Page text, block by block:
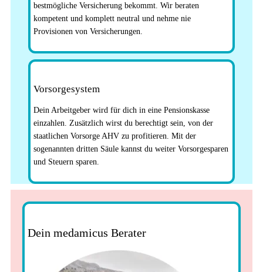
bestmögliche Versicherung bekommt. Wir beraten
kompetent und komplett neutral und nehme nie
Provisionen von Versicherungen.
Vorsorgesystem
Dein Arbeitgeber wird für dich in eine Pensionskasse
einzahlen. Zusätzlich wirst du berechtigt sein, von der
staatlichen Vorsorge AHV zu profitieren. Mit der
sogenannten dritten Säule kannst du weiter Vorsorgesparen
und Steuern sparen.
Dein medamicus Berater